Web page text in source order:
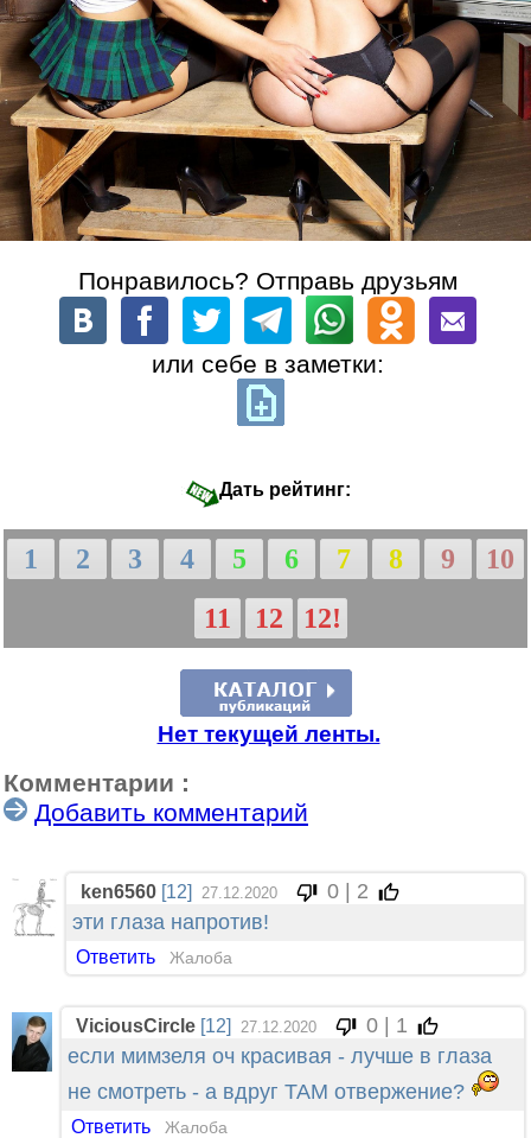
Понравилось? Отправь друзьям
или себе в заметки:
Дать рейтинг:
1 2 3 4 5 6 7 8 9
10
11
12 12!
Нет текущей ленты.
Комментарии :
Добавить комментарий
ken6560 [12] 27.12.2020
0 | 2
эти глаза напротив!
Ответить Жалоба
ViciousCircle [12] 27.12.2020
0 | 1
если мимзеля оч красивая - лучше в глаза
не смотреть - а вдруг ТАМ отвержение?
Ответить Жалоба